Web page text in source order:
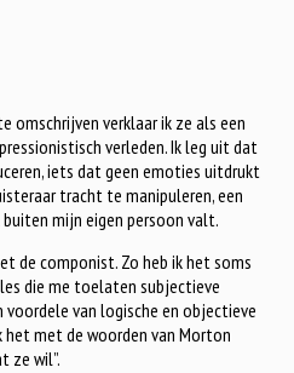
omschrijven verklaar ik ze als een
verleden. Ik leg uit dat
iets dat geen emoties uitdrukt
tracht te manipuleren, een
mijn eigen persoon valt.
de componist. Zo heb ik het soms
die me toelaten subjectieve
van logische en objectieve
het met de woorden van Morton
ze wil”.